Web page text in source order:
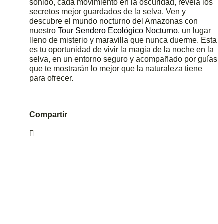
sonido, cada movimiento en la oscuridad, revela los
secretos mejor guardados de la selva. Ven y
descubre el mundo nocturno del Amazonas con
nuestro Tour Sendero Ecológico Nocturno, un lugar
lleno de misterio y maravilla que nunca duerme. Esta
es tu oportunidad de vivir la magia de la noche en la
selva, en un entorno seguro y acompañado por guías
que te mostrarán lo mejor que la naturaleza tiene
para ofrecer.
Compartir